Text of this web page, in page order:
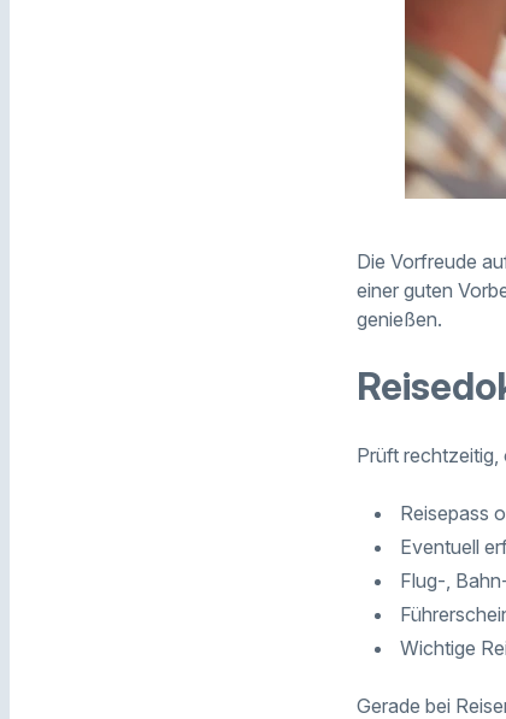
Die Vorfreude
einer guten
genießen.
Prüft rechtzeitig,
Reisepass
Eventuell
Flug-,
Wichtige
Gerade bei